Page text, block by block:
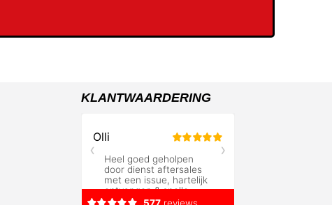
KLANTWAARDERING